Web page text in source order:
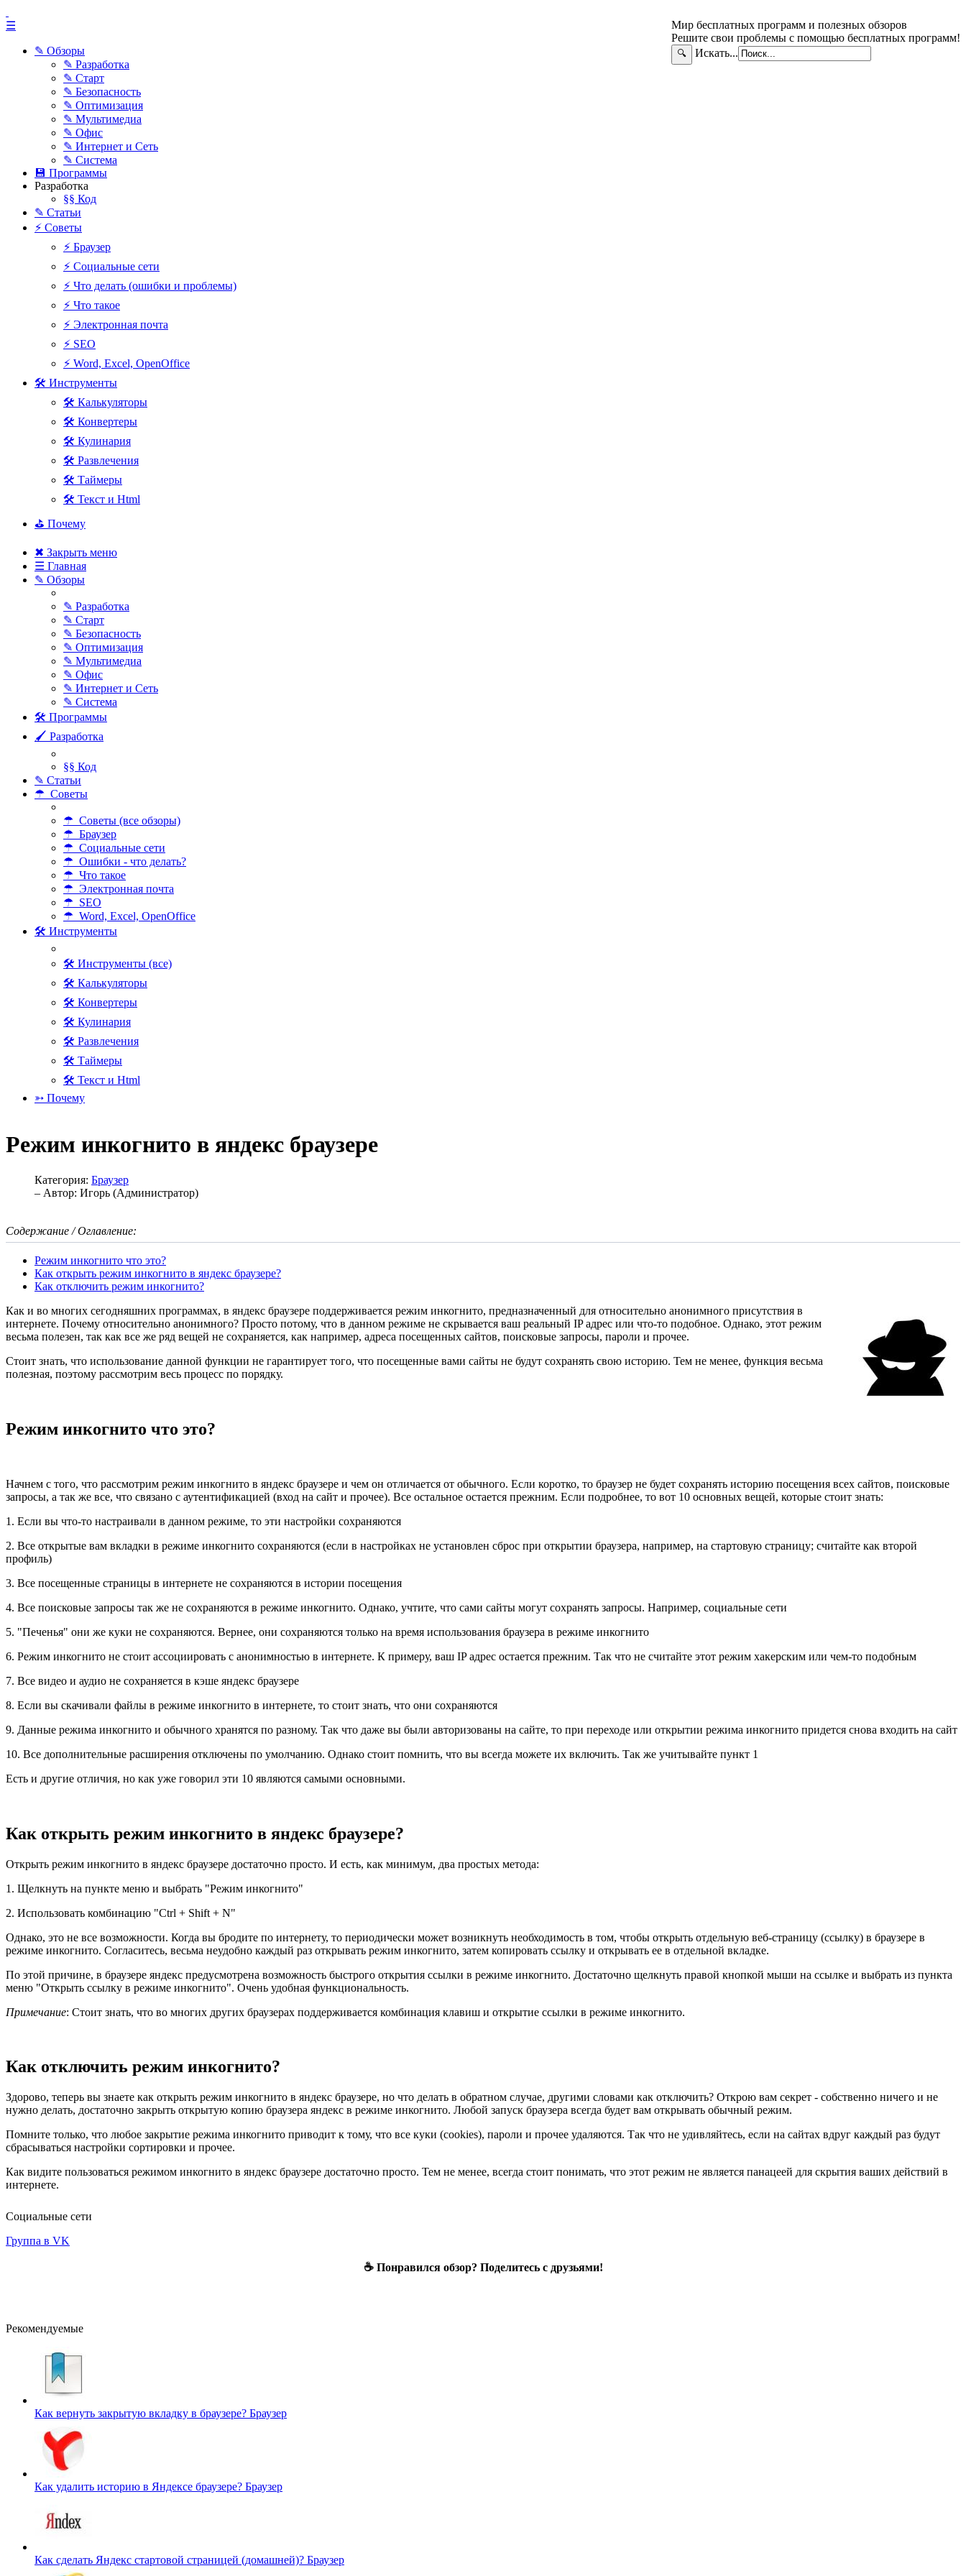
Мир бесплатных программ и полезных обзоров
Решите свои проблемы с помощью бесплатных программ!
🔍 Искать...
☰
✎ Обзоры
✎ Разработка
✎ Старт
✎ Безопасность
✎ Оптимизация
✎ Мультимедиа
✎ Офис
✎ Интернет и Сеть
✎ Система
💾 Программы
Разработка
§§ Код
✎ Статьи
⚡ Советы
⚡ Браузер
⚡ Социальные сети
⚡ Что делать (ошибки и проблемы)
⚡ Что такое
⚡ Электронная почта
⚡ SEO
⚡ Word, Excel, OpenOffice
🛠 Инструменты
🛠 Калькуляторы
🛠 Конвертеры
🛠 Кулинария
🛠 Развлечения
🛠 Таймеры
🛠 Текст и Html
⛳ Почему
✖ Закрыть меню
☰ Главная
✎ Обзоры
✎ Разработка
✎ Старт
✎ Безопасность
✎ Оптимизация
✎ Мультимедиа
✎ Офис
✎ Интернет и Сеть
✎ Система
🛠 Программы
🖌 Разработка
§§ Код
✎ Статьи
☂ Советы
☂ Советы (все обзоры)
☂ Браузер
☂ Социальные сети
☂ Ошибки - что делать?
☂ Что такое
☂ Электронная почта
☂ SEO
☂ Word, Excel, OpenOffice
🛠 Инструменты
🛠 Инструменты (все)
🛠 Калькуляторы
🛠 Конвертеры
🛠 Кулинария
🛠 Развлечения
🛠 Таймеры
🛠 Текст и Html
➳ Почему
Режим инкогнито в яндекс браузере
Категория: Браузер
– Автор: Игорь (Администратор)
Содержание / Оглавление:
Режим инкогнито что это?
Как открыть режим инкогнито в яндекс браузере?
Как отключить режим инкогнито?
Как и во многих сегодняшних программах, в яндекс браузере поддерживается режим инкогнито, предназначенный для относительно анонимного присутствия в
интернете. Почему относительно анонимного? Просто потому, что в данном режиме не скрывается ваш реальный IP адрес или что-то подобное. Однако, этот режим
весьма полезен, так как все же ряд вещей не сохраняется, как например, адреса посещенных сайтов, поисковые запросы, пароли и прочее.
Стоит знать, что использование данной функции не гарантирует того, что посещенные вами сайты не будут сохранять свою историю. Тем не менее, функция весьма
полезная, поэтому рассмотрим весь процесс по порядку.
Режим инкогнито что это?
Начнем с того, что рассмотрим режим инкогнито в яндекс браузере и чем он отличается от обычного. Если коротко, то браузер не будет сохранять историю посещения всех сайтов, поисковые
запросы, а так же все, что связано с аутентификацией (вход на сайт и прочее). Все остальное остается прежним. Если подробнее, то вот 10 основных вещей, которые стоит знать:
1. Если вы что-то настраивали в данном режиме, то эти настройки сохраняются
2. Все открытые вам вкладки в режиме инкогнито сохраняются (если в настройках не установлен сброс при открытии браузера, например, на стартовую страницу; считайте как второй
профиль)
3. Все посещенные страницы в интернете не сохраняются в истории посещения
4. Все поисковые запросы так же не сохраняются в режиме инкогнито. Однако, учтите, что сами сайты могут сохранять запросы. Например, социальные сети
5. "Печенья" они же куки не сохраняются. Вернее, они сохраняются только на время использования браузера в режиме инкогнито
6. Режим инкогнито не стоит ассоциировать с анонимностью в интернете. К примеру, ваш IP адрес остается прежним. Так что не считайте этот режим хакерским или чем-то подобным
7. Все видео и аудио не сохраняется в кэше яндекс браузере
8. Если вы скачивали файлы в режиме инкогнито в интернете, то стоит знать, что они сохраняются
9. Данные режима инкогнито и обычного хранятся по разному. Так что даже вы были авторизованы на сайте, то при переходе или открытии режима инкогнито придется снова входить на сайт
10. Все дополнительные расширения отключены по умолчанию. Однако стоит помнить, что вы всегда можете их включить. Так же учитывайте пункт 1
Есть и другие отличия, но как уже говорил эти 10 являются самыми основными.
Как открыть режим инкогнито в яндекс браузере?
Открыть режим инкогнито в яндекс браузере достаточно просто. И есть, как минимум, два простых метода:
1. Щелкнуть на пункте меню и выбрать "Режим инкогнито"
2. Использовать комбинацию "Ctrl + Shift + N"
Однако, это не все возможности. Когда вы бродите по интернету, то периодически может возникнуть необходимость в том, чтобы открыть отдельную веб-страницу (ссылку) в браузере в
режиме инкогнито. Согласитесь, весьма неудобно каждый раз открывать режим инкогнито, затем копировать ссылку и открывать ее в отдельной вкладке.
По этой причине, в браузере яндекс предусмотрена возможность быстрого открытия ссылки в режиме инкогнито. Достаточно щелкнуть правой кнопкой мыши на ссылке и выбрать из пункта
меню "Открыть ссылку в режиме инкогнито". Очень удобная функциональность.
Примечание: Стоит знать, что во многих других браузерах поддерживается комбинация клавиш и открытие ссылки в режиме инкогнито.
Как отключить режим инкогнито?
Здорово, теперь вы знаете как открыть режим инкогнито в яндекс браузере, но что делать в обратном случае, другими словами как отключить? Открою вам секрет - собственно ничего и не
нужно делать, достаточно закрыть открытую копию браузера яндекс в режиме инкогнито. Любой запуск браузера всегда будет вам открывать обычный режим.
Помните только, что любое закрытие режима инкогнито приводит к тому, что все куки (cookies), пароли и прочее удаляются. Так что не удивляйтесь, если на сайтах вдруг каждый раз будут
сбрасываться настройки сортировки и прочее.
Как видите пользоваться режимом инкогнито в яндекс браузере достаточно просто. Тем не менее, всегда стоит понимать, что этот режим не является панацеей для скрытия ваших действий в
интернете.
Социальные сети
Группа в VK
☕ Понравился обзор? Поделитесь с друзьями!
Рекомендуемые
Как вернуть закрытую вкладку в браузере? Браузер
Как удалить историю в Яндексе браузере? Браузер
Как сделать Яндекс стартовой страницей (домашней)? Браузер